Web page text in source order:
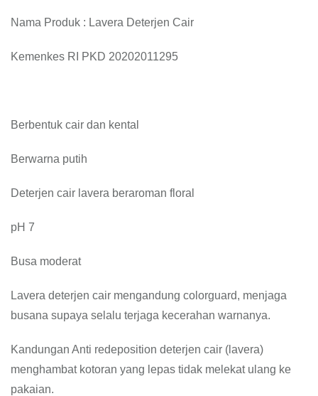
Nama Produk : Lavera Deterjen Cair
Kemenkes RI PKD 20202011295
Berbentuk cair dan kental
Berwarna putih
Deterjen cair lavera beraroman floral
pH 7
Busa moderat
Lavera deterjen cair mengandung colorguard, menjaga
busana supaya selalu terjaga kecerahan warnanya.
Kandungan Anti redeposition deterjen cair (lavera)
menghambat kotoran yang lepas tidak melekat ulang ke
pakaian.